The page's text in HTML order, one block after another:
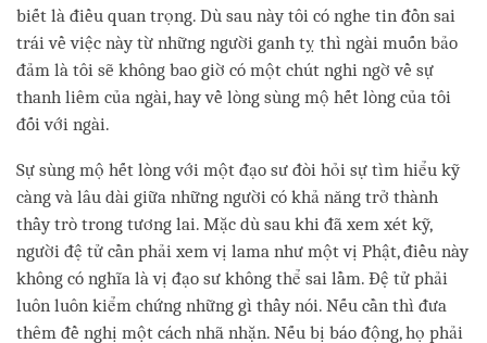
biết là điều quan trọng. Dù sau này tôi có nghe tin đồn sai
trái về việc này từ những người ganh tỵ thì ngài muốn bảo
đảm là tôi sẽ không bao giờ có một chút nghi ngờ về sự
thanh liêm của ngài, hay về lòng sùng mộ hết lòng của tôi
đối với ngài.
Sự sùng mộ hết lòng với một đạo sư đòi hỏi sự tìm hiểu kỹ
càng và lâu dài giữa những người có khả năng trở thành
thầy trò trong tương lai. Mặc dù sau khi đã xem xét kỹ,
người đệ tử cần phải xem vị lama như một vị Phật, điều này
không có nghĩa là vị đạo sư không thể sai lầm. Đệ tử phải
luôn luôn kiểm chứng những gì thầy nói. Nếu cần thì đưa
thêm đề nghị một cách nhã nhặn. Nếu bị báo động, họ phải